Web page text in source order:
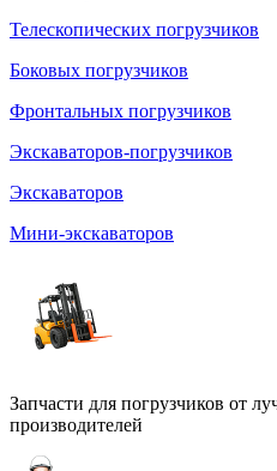
Телескопических погрузчиков
Боковых погрузчиков
Фронтальных погрузчиков
Экскаваторов-погрузчиков
Экскаваторов
Мини-экскаваторов
Запчасти для погрузчиков от
производителей